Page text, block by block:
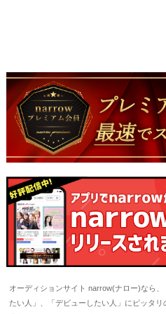
オーディションサイト narrow(ナロー)なら
たい人」、「デビューしたい人」にピッタリ